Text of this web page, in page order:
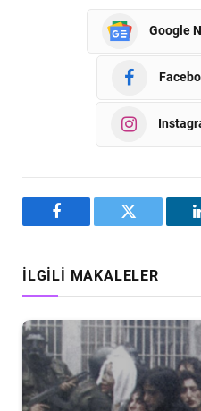
Google
Facebook Twitter
İLGILI MAKALELER